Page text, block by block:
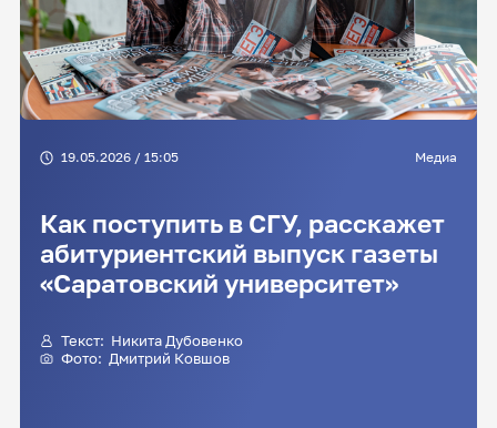
19.05.2026 / 15:05 Медиа
Как поступить в СГУ, расскажет
абитуриентский выпуск газеты
«Саратовский университет»
Текст: Никита Дубовенко
Фото: Дмитрий Ковшов